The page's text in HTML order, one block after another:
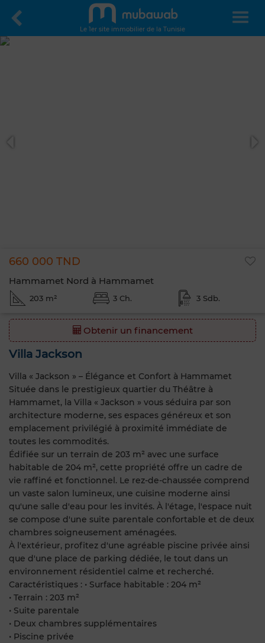
Le 1er site immobilier de la Tunisie
660 000 TND
Hammamet Nord à Hammamet
203 m² 3 Ch. 3 Sdb.
Obtenir un financement
Villa Jackson
Villa « Jackson » – Élégance et Confort à Hammamet
Située dans le prestigieux quartier du Théâtre à
Hammamet, la Villa « Jackson » vous séduira par son
architecture moderne, ses espaces généreux et son
emplacement privilégié à proximité immédiate de
toutes les commodités.
Édifiée sur un terrain de 203 m² avec une surface
habitable de 204 m², cette propriété offre un cadre de
vie raffiné et fonctionnel. Le rez-de-chaussée comprend
un vaste salon lumineux, une cuisine moderne ainsi
qu'une salle d'eau pour les invités. À l'étage, l'espace nuit
se compose d'une suite parentale confortable et de deux
chambres soigneusement aménagées.
À l'extérieur, profitez d'une agréable piscine privée ainsi
que d'une place de parking dédiée, le tout dans un
environnement résidentiel calme et recherché.
Caractéristiques : • Surface habitable : 204 m²
• Terrain : 203 m²
• Suite parentale
• Deux chambres supplémentaires
• Piscine privée